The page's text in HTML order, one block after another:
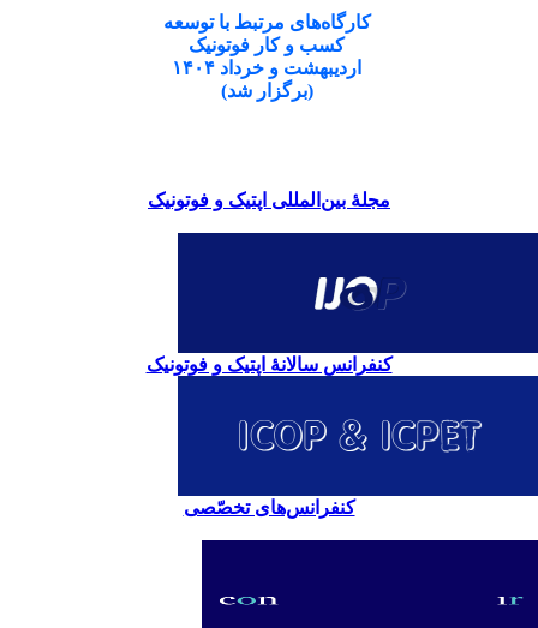
کارگاه‌های مرتبط با توسعه
کسب و کار فوتونیک
اردیبهشت و خرداد ۱۴۰۴
(برگزار شد)
مجلۀ بین‌المللی اپتیک و فوتونیک
کنفرانس سالانۀ اپتیک و فوتونیک
کنفرانس‌های تخصّصی